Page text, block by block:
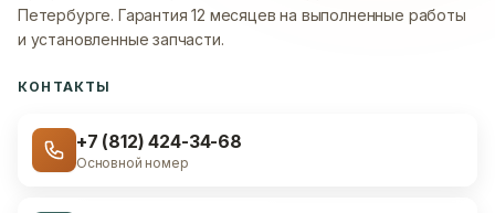
Петербурге. Гарантия 12 месяцев на выполненные работы
и установленные запчасти.
КОНТАКТЫ
+7 (812) 424-34-68
Основной номер